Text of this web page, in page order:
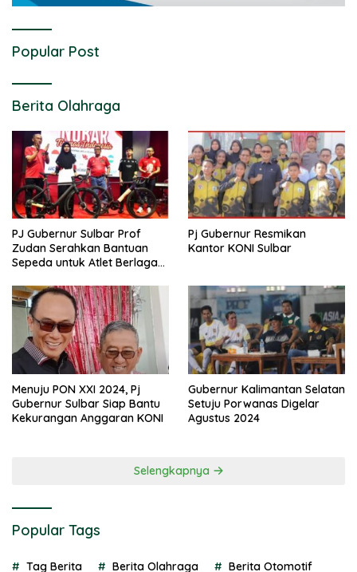
Popular Post
Berita Olahraga
PJ Gubernur Sulbar Prof
Zudan Serahkan Bantuan
Sepeda untuk Atlet Berlaga
Pj Gubernur Resmikan
Kantor KONI Sulbar
Menuju PON XXI 2024, Pj
Gubernur Sulbar Siap Bantu
Kekurangan Anggaran KONI
Gubernur Kalimantan Selatan
Setuju Porwanas Digelar
Agustus 2024
Selengkapnya
Popular Tags
Tag Berita Berita Olahraga Berita Otomotif